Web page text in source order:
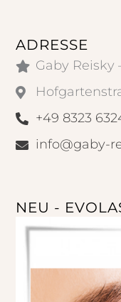
ADRESSE
Gaby Reisky
+49 8323
info@gaby-
NEU -